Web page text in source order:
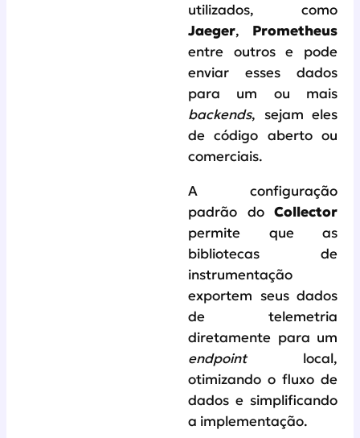
utilizados, como
Jaeger, Prometheus
entre outros e pode
enviar esses dados
para um ou mais
backends, sejam eles
de código aberto ou
comerciais.
A configuração
padrão do Collector
permite que as
bibliotecas de
instrumentação
exportem seus dados
de telemetria
diretamente para um
endpoint local,
otimizando o fluxo de
dados e simplificando
a implementação.